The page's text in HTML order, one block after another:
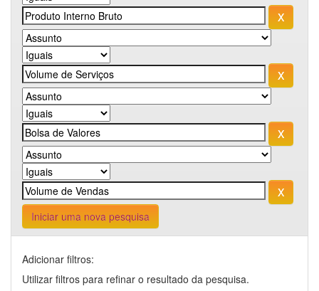
Iniciar uma nova pesquisa
Adicionar filtros:
Utilizar filtros para refinar o resultado da pesquisa.